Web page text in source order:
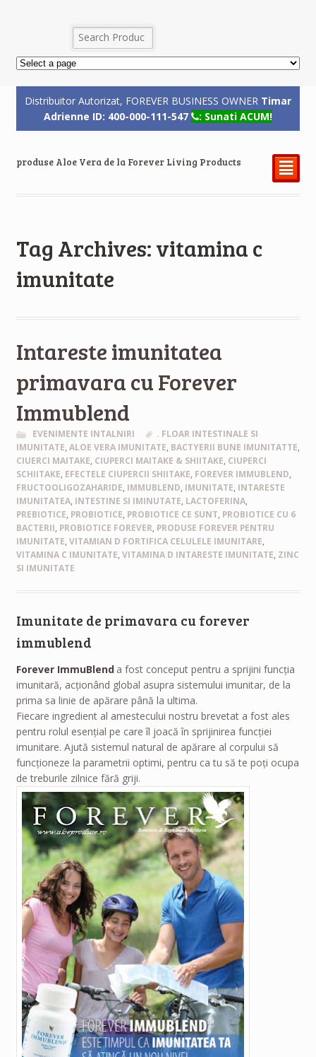
Distribuitor Autorizat, FOREVER BUSINESS OWNER Timar
Adrienne ID: 400-000-111-547
: Sunati ACUM!
produse Aloe Vera de la Forever Living Products ²
Tag Archives: vitamina c
imunitate
Intareste imunitatea
primavara cu Forever
Immublend
EVENIMENTE INTALNIRI
. FLOAR INTESTINALE SI
IMUNITATE, ALOE VERA IMUNITATE, BACTYERII BUNE IMUNITATTE,
CIUERCI MAITAKE, CIUPERCI MAITAKE & SHIITAKE, CIUPERCI
SCHIITAKE, EFECTELE CIUPERCII SHIITAKE, FOREVER IMMUBLEND,
FRUCTOOLIGOZAHARIDE, IMMUBLEND, IMUNITATE, INTARESTE
IMUNITATEA, INTESTINE SI IMINUTATE, LACTOFERINA,
PREBIOTICE, PROBIOTICE, PROBIOTICE CE SUNT, PROBIOTICE CU 6
BACTERII, PROBIOTICE FOREVER, PRODUSE FOREVER PENTRU
IMUNITATE, VITAMIAN D FORTIFICA CELULELE IMUNITARE,
VITAMINA C IMUNITATE, VITAMINA D INTARESTE IMUNITATE, ZINC
SI IMUNITATE
Imunitate de primavara cu forever
immublend
Forever ImmuBlend a fost conceput pentru a sprijini funcţia
imunitară, acţionând global asupra sistemului imunitar, de la
prima sa linie de apărare până la ultima.
Fiecare ingredient al amestecului nostru brevetat a fost ales
pentru rolul esenţial pe care îl joacă în sprijinirea funcţiei
imunitare. Ajută sistemul natural de apărare al corpului să
funcţioneze la parametrii optimi, pentru ca tu să te poţi ocupa
de treburile zilnice fără griji.